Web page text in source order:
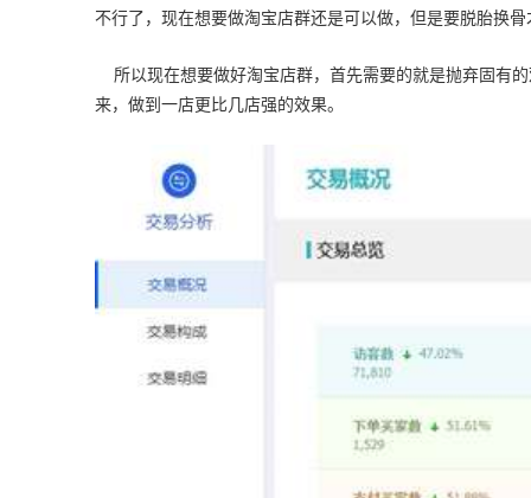
不行了，现在想要做淘宝店群还是可以做，但是要脱胎换骨
所以现在想要做好淘宝店群，首先需要的就是抛弃固有
来，做到一店更比几店强的效果。